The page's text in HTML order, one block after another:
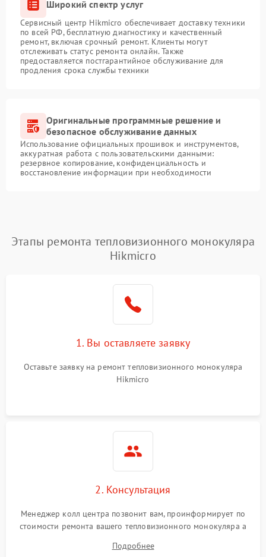
Широкий спектр услуг
Сервисный центр Hikmicro обеспечивает доставку техники
по всей РФ, бесплатную диагностику и качественный
ремонт, включая срочный ремонт. Клиенты могут
отслеживать статус ремонта онлайн. Также
предоставляется постгарантийное обслуживание для
продления срока службы техники
Оригинальные программные решение и
безопасное обслуживание данных
Использование официальных прошивок и инструментов,
аккуратная работа с пользовательскими данными:
резервное копирование, конфиденциальность и
восстановление информации при необходимости
Этапы ремонта тепловизионного монокуляра
Hikmicro
1. Вы оставляете заявку
Оставьте заявку на ремонт тепловизионного монокуляра
Hikmicro
2. Консультация
Менеджер колл центра позвонит вам, проинформирует по
стоимости ремонта вашего тепловизионного монокуляра а
Подробнее